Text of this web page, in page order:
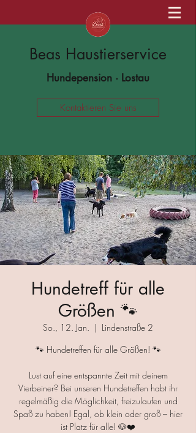
Beas Haustierservice
Hundepension · Lostau
Kontaktieren Sie uns
Hundetreff für alle
Größen 🐾
So., 12. Jan.
  |
Lindenstraße 2
🐾 Hundetreffen für alle Größen! 🐾
Lust auf eine entspannte Zeit mit deinem
Vierbeiner? Bei unseren Hundetreffen habt ihr
regelmäßig die Möglichkeit, freizulaufen und
Spaß zu haben! Egal, ob klein oder groß – hier
ist Platz für alle! 🐶❤️